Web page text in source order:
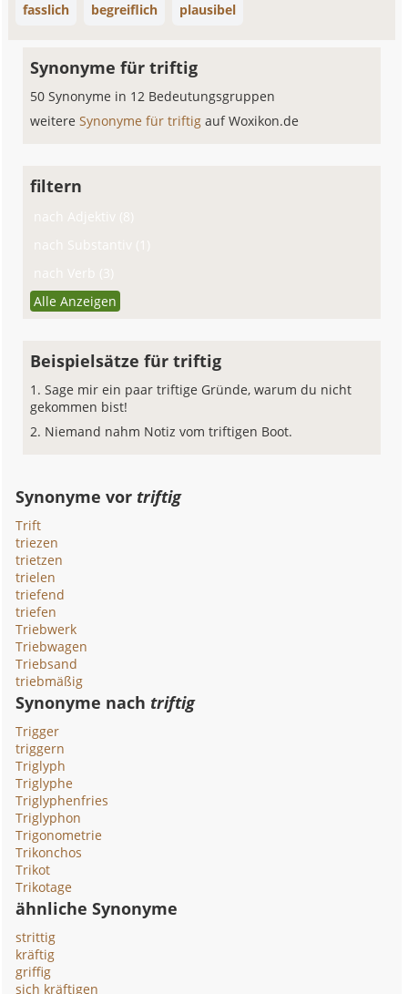
fasslich begreiflich plausibel
Synonyme für triftig
50 Synonyme in 12 Bedeutungsgruppen
weitereSynonyme für triftigauf Woxikon.de
filtern
nach Adjektiv (8)
nach Substantiv (1)
nach Verb (3)
Alle Anzeigen
Beispielsätze für triftig
Sage mir ein paar triftige Gründe, warum du nicht
gekommen bist!
Niemand nahm Notiz vom triftigen Boot.
Synonyme vor triftig
Trift
triezen
trietzen
trielen
triefend
triefen
Triebwerk
Triebwagen
Triebsand
triebmäßig
Synonyme nach triftig
Trigger
triggern
Triglyph
Triglyphe
Triglyphenfries
Triglyphon
Trigonometrie
Trikonchos
Trikot
Trikotage
ähnliche Synonyme
strittig
kräftig
griffig
sich kräftigen